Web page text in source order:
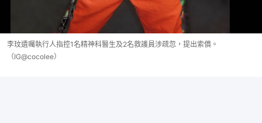
李玟遺囑執行人指控1名精神科醫生及2名救護員涉疏忽，提出索償。
（IG@cocolee）